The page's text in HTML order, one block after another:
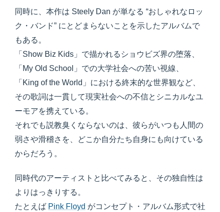
同時に、本作は Steely Dan が単なる “おしゃれなロッ
ク・バンド” にとどまらないことを示したアルバムで
もある。
「Show Biz Kids」で描かれるショウビズ界の堕落、
「My Old School」での大学社会への苦い視線、
「King of the World」における終末的な世界観など、
その歌詞は一貫して現実社会への不信とシニカルなユ
ーモアを携えている。
それでも説教臭くならないのは、彼らがいつも人間の
弱さや滑稽さを、どこか自分たち自身にも向けている
からだろう。
同時代のアーティストと比べてみると、その独自性は
よりはっきりする。
たとえば Pink Floyd がコンセプト・アルバム形式で社